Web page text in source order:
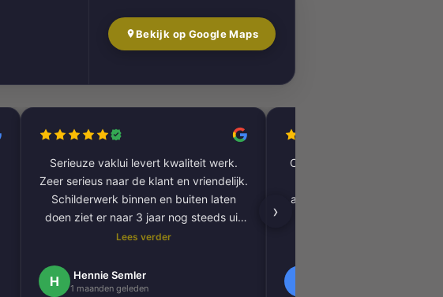
Bekijk op Google Maps
Serieuze vaklui levert kwaliteit werk.
Zeer serieus naar de klant en vriendelijk.
Schilderwerk binnen en buiten laten
doen ziet er naar 3 jaar nog steeds uit
als nieuw.
Lees verder
H Hennie Semler
1 maanden geleden
Complete woning laten
afgewerkt, inclusief tegels,
›